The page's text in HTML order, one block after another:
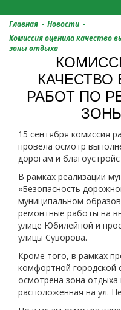
Главная - Новости -
Комиссия оценила качество
зоны отдыха
РАБОТ ПО
15 сентября комиссия
провела осмотр
дорогам и
В рамках реализации
«Безопасность
муниципальном
ремонтные работы на
улице Юбилейной и
улицы Суворова.
Кроме того, в рамках
комфортной городской
осмотрена зона отдыха
расположенная на ул.